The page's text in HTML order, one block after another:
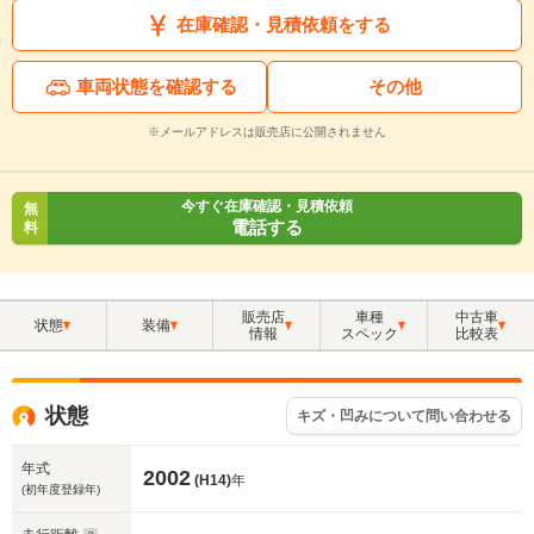
在庫確認・見積依頼をする
車両状態を確認する その他
※メールアドレスは販売店に公開されません
無
料
今すぐ在庫確認・見積依頼
電話する
状態 装備
販売店
情報
車種
スペック
中古車
比較表
状態 キズ・凹みについて問い合わせる
年式
(初年度登録年) 2002 (H14)年